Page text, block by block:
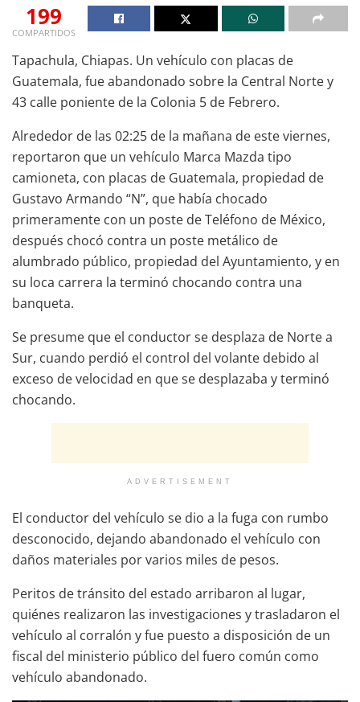
199
COMPARTIDOS
Tapachula, Chiapas. Un vehículo con placas de
Guatemala, fue abandonado sobre la Central Norte y
43 calle poniente de la Colonia 5 de Febrero.
Alrededor de las 02:25 de la mañana de este viernes,
reportaron que un vehículo Marca Mazda tipo
camioneta, con placas de Guatemala, propiedad de
Gustavo Armando “N”, que había chocado
primeramente con un poste de Teléfono de México,
después chocó contra un poste metálico de
alumbrado público, propiedad del Ayuntamiento, y en
su loca carrera la terminó chocando contra una
banqueta.
Se presume que el conductor se desplaza de Norte a
Sur, cuando perdió el control del volante debido al
exceso de velocidad en que se desplazaba y terminó
chocando.
ADVERTISEMENT
El conductor del vehículo se dio a la fuga con rumbo
desconocido, dejando abandonado el vehículo con
daños materiales por varios miles de pesos.
Peritos de tránsito del estado arribaron al lugar,
quiénes realizaron las investigaciones y trasladaron el
vehículo al corralón y fue puesto a disposición de un
fiscal del ministerio público del fuero común como
vehículo abandonado.